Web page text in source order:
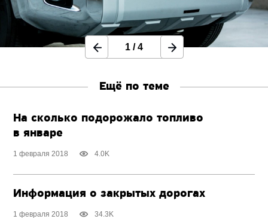
1 /4
Ещё по теме
На сколько подорожало топливо
в январе
1 февраля 2018 4.0K
Информация о закрытых дорогах
1 февраля 2018 34.3K